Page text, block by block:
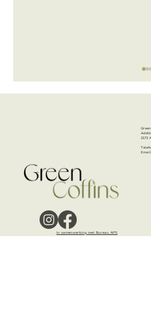
Een vertrouwde vorm
karakter
In samenwerking met Bureau APS
2172